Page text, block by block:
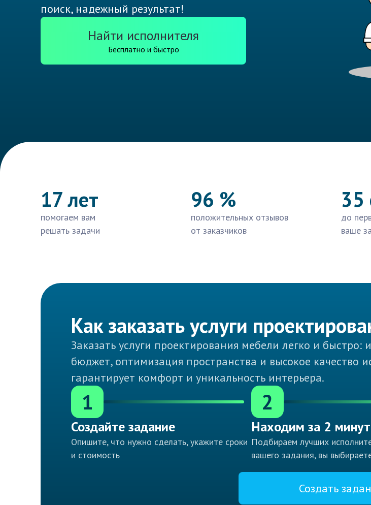
поиск, надежный результат!
Найти исполнителя
Бесплатно и быстро
17 лет
помогаем вам
решать задачи
96 %
положительных отзывов
от заказчиков
35
до
ваше
Как заказать услуги
Заказать услуги проектирования мебели легко и
бюджет, оптимизация пространства и высокое качество
гарантирует комфорт и уникальность интерьера.
1
Создайте задание
Опишите, что нужно сделать, укажите сроки
и стоимость
2
Находим за 2
Подбираем лучших
вашего задания, вы
Создать